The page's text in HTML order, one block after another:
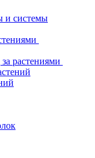
и системы
растениями